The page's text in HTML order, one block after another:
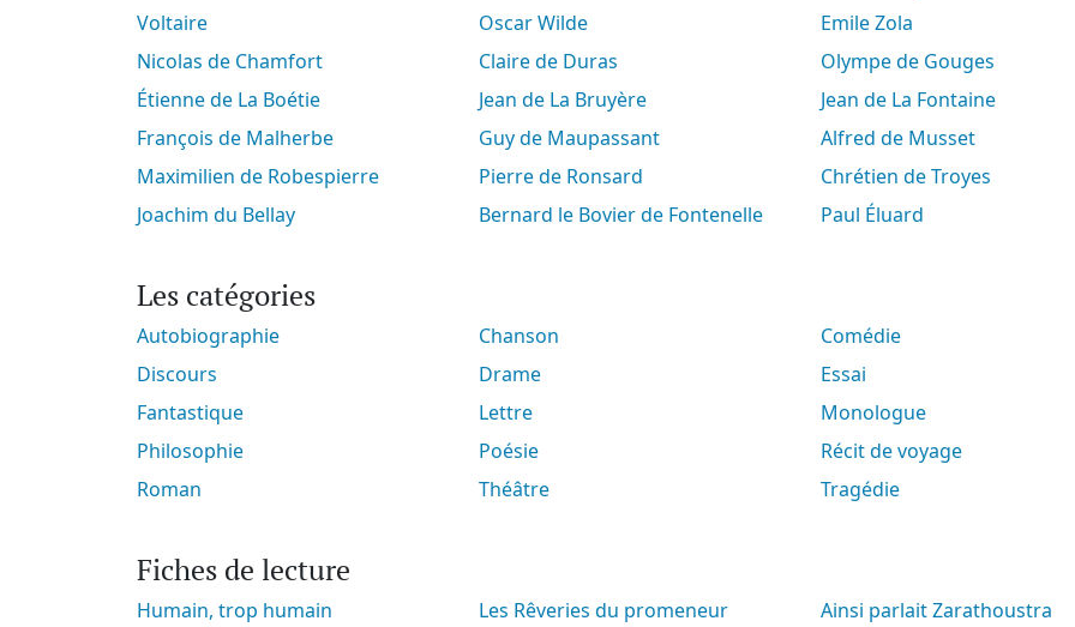
Voltaire
Oscar Wilde
Emile Zola
Nicolas de Chamfort
Claire de Duras
Olympe de Gouges
Étienne de La Boétie
Jean de La Bruyère
Jean de La Fontaine
François de Malherbe
Guy de Maupassant
Alfred de Musset
Maximilien de Robespierre
Pierre de Ronsard
Chrétien de Troyes
Joachim du Bellay
Bernard le Bovier de Fontenelle Paul Éluard
Les catégories
Autobiographie Chanson
Comédie
Discours
Drame
Essai
Fantastique
Lettre
Monologue
Philosophie
Poésie
Récit de voyage
Roman
Théâtre Tragédie
Fiches de lecture
Humain, trop humain
Les Rêveries du promeneur
Ainsi parlait Zarathoustra